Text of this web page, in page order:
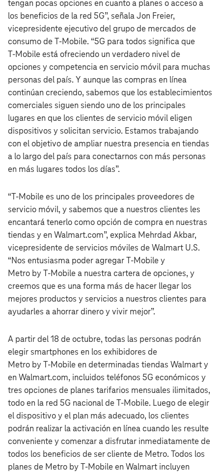
tengan pocas opciones en cuanto a planes o acceso a
los beneficios de la red 5G”, señala Jon Freier,
vicepresidente ejecutivo del grupo de mercados de
consumo de T‑Mobile. “5G para todos significa que
T‑Mobile está ofreciendo un verdadero nivel de
opciones y competencia en servicio móvil para muchas
personas del país. Y aunque las compras en línea
continúan creciendo, sabemos que los establecimientos
comerciales siguen siendo uno de los principales
lugares en que los clientes de servicio móvil eligen
dispositivos y solicitan servicio. Estamos trabajando
con el objetivo de ampliar nuestra presencia en tiendas
a lo largo del país para conectarnos con más personas
en más lugares todos los días”.
“T‑Mobile es uno de los principales proveedores de
servicio móvil, y sabemos que a nuestros clientes les
encantará tenerlo como opción de compra en nuestras
tiendas y en Walmart.com”, explica Mehrdad Akbar,
vicepresidente de servicios móviles de Walmart U.S.
“Nos entusiasma poder agregar T‑Mobile y
Metro by T‑Mobile a nuestra cartera de opciones, y
creemos que es una forma más de hacer llegar los
mejores productos y servicios a nuestros clientes para
ayudarles a ahorrar dinero y vivir mejor”.
A partir del 18 de octubre, todas las personas podrán
elegir smartphones en los exhibidores de
Metro by T‑Mobile en determinadas tiendas Walmart y
en Walmart.com, incluidos teléfonos 5G económicos y
tres opciones de planes tarifarios mensuales ilimitados,
todo en la red 5G nacional de T‑Mobile. Luego de elegir
el dispositivo y el plan más adecuado, los clientes
podrán realizar la activación en línea cuando les resulte
conveniente y comenzar a disfrutar inmediatamente de
todos los beneficios de ser cliente de Metro. Todos los
planes de Metro by T‑Mobile en Walmart incluyen